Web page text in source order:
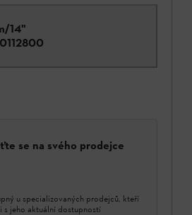
14"
se na svého prodejce
u specializovaných prodejců, kteří
s jeho aktuální dostupností